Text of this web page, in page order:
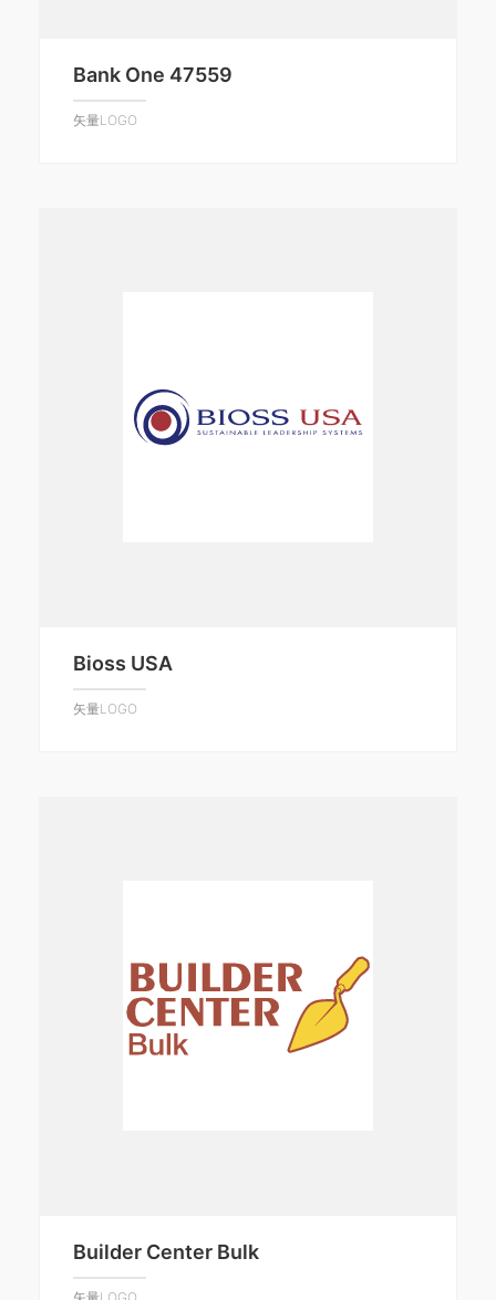
Bank One 47559
矢量LOGO
Bioss USA
矢量LOGO
Builder Center Bulk